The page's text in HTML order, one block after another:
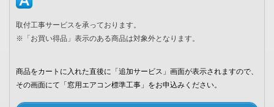
取付工事サービスを承っております。
※「お買い得品」表示のある商品は対象外となります。
商品をカートに入れた直後に「追加サービス」画面が表示されますので、
その画面にて「窓用エアコン標準工事」をお申込みください。